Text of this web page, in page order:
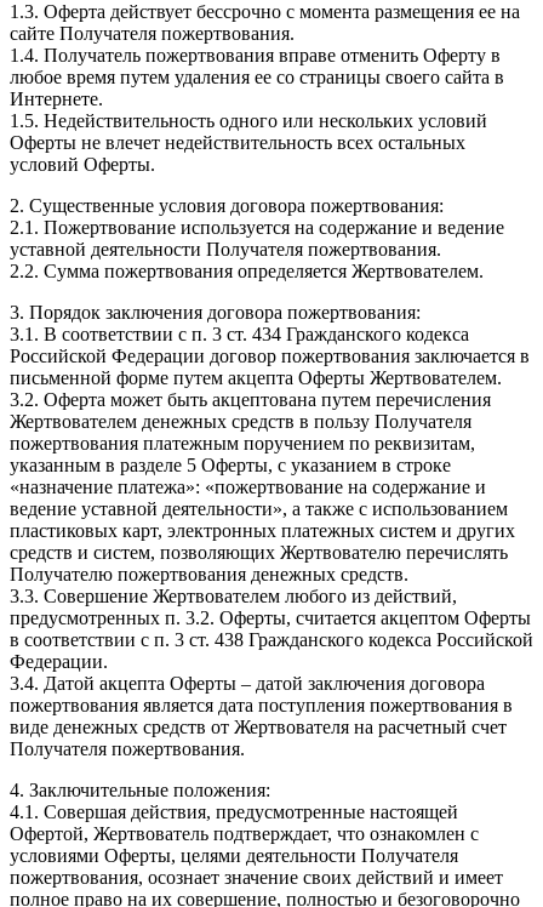
1.3. Оферта действует бессрочно с момента размещения ее на
сайте Получателя пожертвования.
1.4. Получатель пожертвования вправе отменить Оферту в
любое время путем удаления ее со страницы своего сайта в
Интернете.
1.5. Недействительность одного или нескольких условий
Оферты не влечет недействительность всех остальных
условий Оферты.
2. Существенные условия договора пожертвования:
2.1. Пожертвование используется на содержание и ведение
уставной деятельности Получателя пожертвования.
2.2. Сумма пожертвования определяется Жертвователем.
3. Порядок заключения договора пожертвования:
3.1. В соответствии с п. 3 ст. 434 Гражданского кодекса
Российской Федерации договор пожертвования заключается в
письменной форме путем акцепта Оферты Жертвователем.
3.2. Оферта может быть акцептована путем перечисления
Жертвователем денежных средств в пользу Получателя
пожертвования платежным поручением по реквизитам,
указанным в разделе 5 Оферты, с указанием в строке
«назначение платежа»: «пожертвование на содержание и
ведение уставной деятельности», а также с использованием
пластиковых карт, электронных платежных систем и других
средств и систем, позволяющих Жертвователю перечислять
Получателю пожертвования денежных средств.
3.3. Совершение Жертвователем любого из действий,
предусмотренных п. 3.2. Оферты, считается акцептом Оферты
в соответствии с п. 3 ст. 438 Гражданского кодекса Российской
Федерации.
3.4. Датой акцепта Оферты – датой заключения договора
пожертвования является дата поступления пожертвования в
виде денежных средств от Жертвователя на расчетный счет
Получателя пожертвования.
4. Заключительные положения:
4.1. Совершая действия, предусмотренные настоящей
Офертой, Жертвователь подтверждает, что ознакомлен с
условиями Оферты, целями деятельности Получателя
пожертвования, осознает значение своих действий и имеет
полное право на их совершение, полностью и безоговорочно